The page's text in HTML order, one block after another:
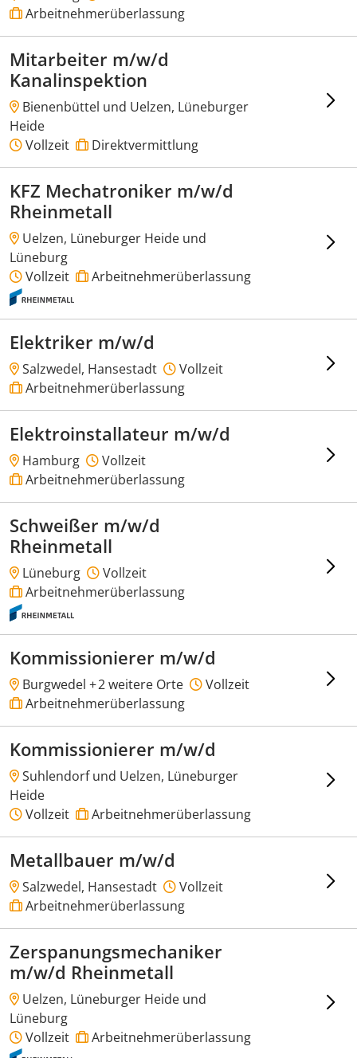
Arbeitnehmerüberlassung
Mitarbeiter m/w/d
Kanalinspektion
Bienenbüttel und Uelzen, Lüneburger
Heide
Vollzeit
Direktvermittlung
KFZ Mechatroniker m/w/d
Rheinmetall
Uelzen, Lüneburger Heide und
Lüneburg
Vollzeit
Arbeitnehmerüberlassung
Elektriker m/w/d
Salzwedel, Hansestadt
Vollzeit
Arbeitnehmerüberlassung
Elektroinstallateur m/w/d
Hamburg
Vollzeit
Arbeitnehmerüberlassung
Schweißer m/w/d
Rheinmetall
Lüneburg
Vollzeit
Arbeitnehmerüberlassung
Kommissionierer m/w/d
Burgwedel +2 weitere Orte
Vollzeit
Arbeitnehmerüberlassung
Kommissionierer m/w/d
Suhlendorf und Uelzen, Lüneburger
Heide
Vollzeit
Arbeitnehmerüberlassung
Metallbauer m/w/d
Salzwedel, Hansestadt
Vollzeit
Arbeitnehmerüberlassung
Zerspanungsmechaniker
m/w/d Rheinmetall
Uelzen, Lüneburger Heide und
Lüneburg
Vollzeit
Arbeitnehmerüberlassung